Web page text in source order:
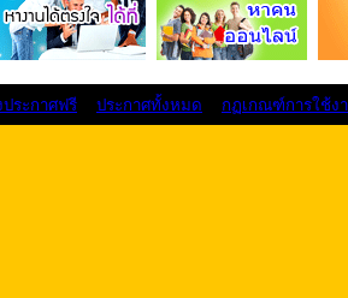
ประกาศฟรี ประกาศทั้งหมด กฏเกณฑ์การใช้ง